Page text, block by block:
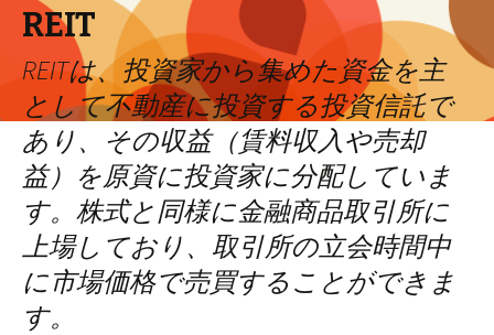
REIT
REITは、投資家から集めた資金を主
として不動産に投資する投資信託で
あり、その収益（賃料収入や売却
益）を原資に投資家に分配していま
す。株式と同様に金融商品取引所に
上場しており、取引所の立会時間中
に市場価格で売買することができま
す。